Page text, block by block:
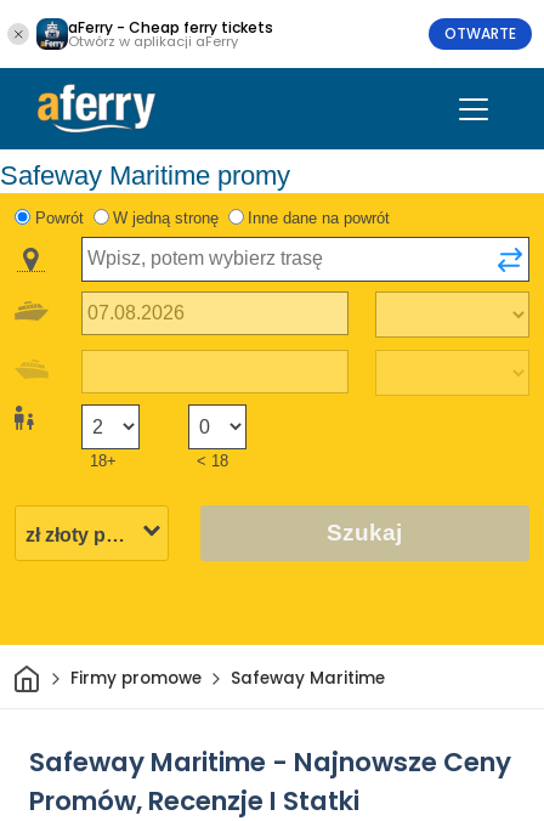
aFerry - Cheap ferry tickets
Otwórz w aplikacji aFerry OTWARTE
Safeway Maritime promy
Powrót W jedną stronę Inne dane na powrót
18+ < 18
Szukaj
DomFirmy promowe Safeway Maritime
Safeway Maritime - Najnowsze Ceny
Promów, Recenzje I Statki